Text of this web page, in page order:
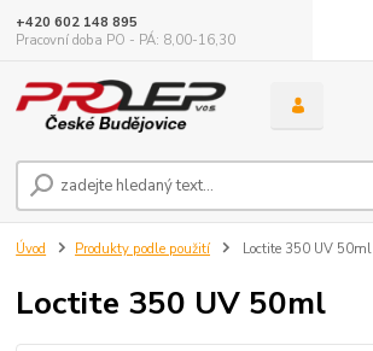
+420 602 148 895
Pracovní doba PO - PÁ: 8,00-16,30
Úvod Produkty podle použití Loctite 350 UV 50ml
Loctite 350 UV 50ml